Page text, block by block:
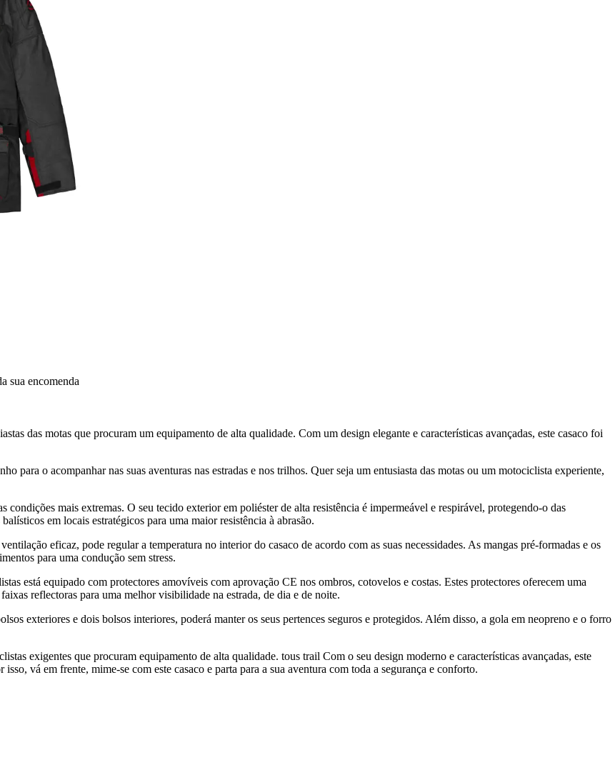
sua encomenda
das motas que procuram um equipamento de alta qualidade. Com um design elegante e características avançadas, este casaco foi
para o acompanhar nas suas aventuras nas estradas e nos trilhos. Quer seja um entusiasta das motas ou um motociclista experiente,
mais extremas. O seu tecido exterior em poliéster de alta resistência é impermeável e respirável, protegendo-o das
em locais estratégicos para uma maior resistência à abrasão.
eficaz, pode regular a temperatura no interior do casaco de acordo com as suas necessidades. As mangas pré-formadas e os
para uma condução sem stress.
está equipado com protectores amovíveis com aprovação CE nos ombros, cotovelos e costas. Estes protectores oferecem uma
reflectoras para uma melhor visibilidade na estrada, de dia e de noite.
exteriores e dois bolsos interiores, poderá manter os seus pertences seguros e protegidos. Além disso, a gola em neopreno e o forro
exigentes que procuram equipamento de alta qualidade. tous trail Com o seu design moderno e características avançadas, este
vá em frente, mime-se com este casaco e parta para a sua aventura com toda a segurança e conforto.